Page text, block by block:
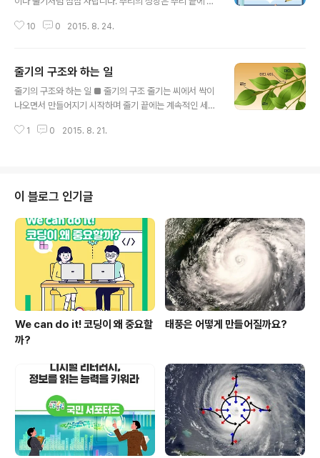
은 세포로 둘러싸여 보호받고 있습니다. 뿌리는 표피로 둘
들이는 일을 합니다. 표피 안쪽에는 뿌리에서 빨아들인 물
과 양분이 올라가는 통로인 ‘물관’과 잎에서 만든 양분이 내
려오는 통로인 ‘체관’이 있습니다. 이러한 물관과 체관은 줄
■ 뿌리가 하는 일 예로부터 내려오는 말 중에 ‘뿌리 깊은
10 0 2015. 8. 24.
줄기의 구조와 하는 일
줄기의 구조와 하는 일 ■ 줄기의 구조 줄기는 씨에서 싹이
나오면서 만들어지기 시작하며 줄기 끝에는 계속적인 세포
식물이 자라기에 좋지 않은 계절에는 눈이 비늘에 덮여서,
다. 1차 생장(길이생장)만 하는 식물의 경우에는 마디 사이
가 뚜렷하지만 2차 생장(부피생장)을 하는 식물들은 마디
사이가 희미해집니다. 1차 생장만 하는 식물 중 특히 대나
무는 마디마디에 분열 조직(생장점)이 있어 다른 식물들에
비해 마디가 훨씬 뚜렷합니다. ▲동백나무 줄기의 구조(출
처: 에듀넷) 줄기를 가로로 ..
1 0 2015. 8. 21.
이 블로그 인기글
We can do it! 코딩이 왜 중요할
까?
태풍은 어떻게 만들어질까요?